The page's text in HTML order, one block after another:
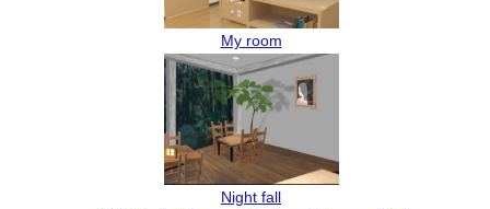
My room
Night fall